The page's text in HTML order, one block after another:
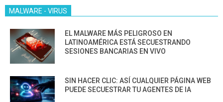
MALWARE - VIRUS
EL MALWARE MÁS PELIGROSO EN
LATINOAMÉRICA ESTÁ SECUESTRANDO
SESIONES BANCARIAS EN VIVO
SIN HACER CLIC: ASÍ CUALQUIER PÁGINA WEB
PUEDE SECUESTRAR TU AGENTES DE IA